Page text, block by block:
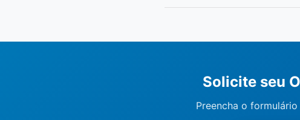
Solicite seu
Preencha o